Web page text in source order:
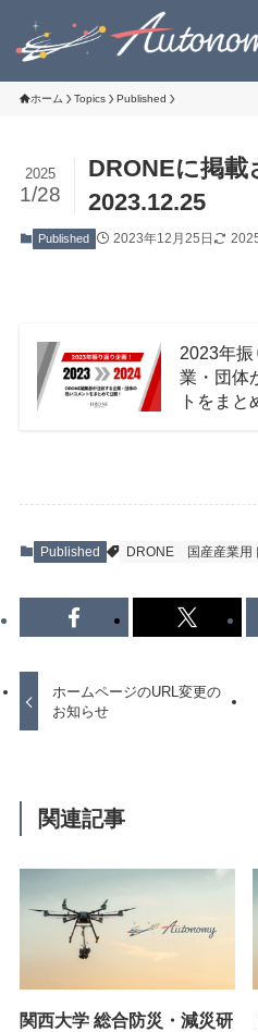
会社案
会社概要
Suveyor-X
Suveyor-Ⅱ
Suveyor-Ⅳ
XEDC03S/XEDC05M
ドローン操縦士（プロパイロ
産業用ドローン講習
委託業務（実証実験）
インフラ設備点検向けドロー
ホーム Topics Published
DRONEに掲載
2023.12.25
2025
1/28
Published 2023年12月25日
2023年
業・団体
トをまと
Published DRONE 国産産業用
ホームページのURL変更の
お知らせ
関連記事
関西大学 総合防災・減災研